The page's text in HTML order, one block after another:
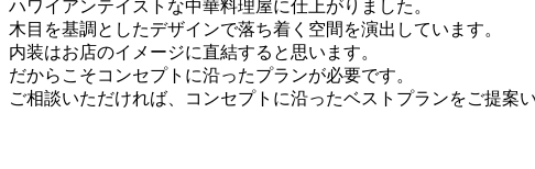
ハワイアンテイストな中華料理屋に仕上がりました。
木目を基調としたデザインで落ち着く空間を演出しています。
内装はお店のイメージに直結すると思います。
だからこそコンセプトに沿ったプランが必要です。
ご相談いただければ、コンセプトに沿ったベストプランをご提案い